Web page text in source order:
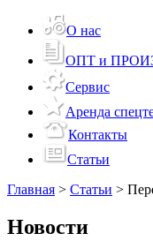
О нас
ОПТ и
Сервис
Аренда
Контакты
Статьи
Главная > Статьи >
Новости